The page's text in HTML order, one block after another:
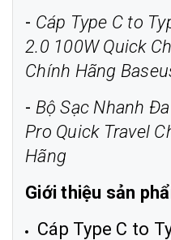
- Cáp Type C to
2.0 100W Quick
Chính Hãng
- Bộ Sạc Nhanh
Pro Quick Travel
Hãng
Giới thiệu sản
Cáp Type C to